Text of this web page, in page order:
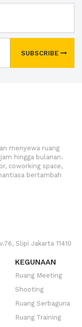
SUBSCRIBE
menyewa ruang
hingga bulanan.
coworking space,
bertambah
Slipi Jakarta 11410
KEGUNAAN
Ruang Meeting
Shooting
Ruang Serbaguna
Ruang Training